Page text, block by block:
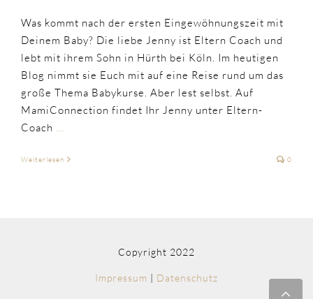
Was kommt nach der ersten Eingewöhnungszeit mit
Deinem Baby? Die liebe Jenny ist Eltern Coach und
lebt mit ihrem Sohn in Hürth bei Köln. Im heutigen
Blog nimmt sie Euch mit auf eine Reise rund um das
große Thema Babykurse. Aber lest selbst. Auf
MamiConnection findet Ihr Jenny unter Eltern-
Coach ...
Weiterlesen 0
Copyright 2022
Impressum | Datenschutz